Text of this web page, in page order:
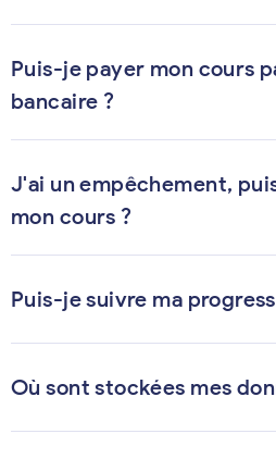
Puis-je payer mon cours
bancaire ?
J'ai un empêchement,
mon cours ?
Puis-je suivre ma
Où sont stockées mes